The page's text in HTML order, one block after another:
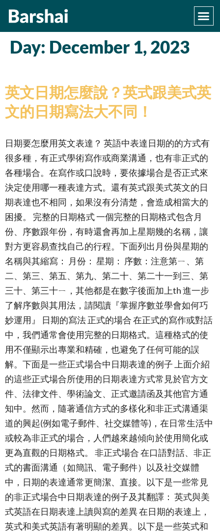
Day: December 1, 2023
英文日期怎麼說？英式跟美式英
文的日期寫法大不同！
日期要怎麼用英文表達？ 英語中表達日期的的方式有
很多種，有正式學術寫作或商業溝通，也有非正式的
各種場合。在寫作或口說時，要依據場合是否正式來
決定使用哪一種表達方式。還有英式跟美式英文的日
期表達也不相同，如果沒有分清楚，會造成相當大的
困擾。 完整的日期格式 一個完整的日期格式包含月
份、序數跟年份，有時還會再加上星期幾的名稱，讓
對方更容易查找自己的行程。下面列出月份與星期的
名稱與其縮寫： 月份： 星期： 序數：注意第ㄧ、第
二、第三、第五、第九、第二十、第二十一到三、第
三十、第三十ㄧ，其他都是在數字後面加上th 進一步
了解序數與其用法，請閱讀『掌握序數並學會如何巧
妙運用』 日期的寫法 正式的場合 在正式的寫作或對話
中，我們通常會使用完整的日期格式。這種格式的使
用不僅顯示出專業和精確，也避免了任何可能的誤
解。下面是一些正式場合中日期表達的例子 上面介紹
的這些正式場合所使用的日期表達方式常見於官方文
件、法律文件、學術論文、正式邀請函及其他官方通
知中。然而，隨著通信方式的多樣化和非正式溝通渠
道的興起(例如電子郵件、社交媒體等)，在日常生活中
或較為非正式的場合，人們越來越傾向於使用簡化或
更為直觀的日期格式。 非正式場合 在口語對話、非正
式的書面溝通（如簡訊、電子郵件）以及社交媒體
中，日期的表達通常更簡潔、直接。以下是一些常見
的非正式場合中日期表達的例子及其翻譯： 英式與美
式英語在日期表達上讀與寫的差異 在日期的表達上，
英式和美式英語有著明顯的差異。以下是一些英式和